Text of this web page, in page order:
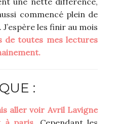
commencé plein de
les finir au mois
de toutes mes lectures
:
aller voir Avril Lavigne